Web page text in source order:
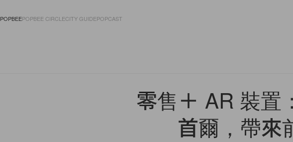
POPBEEPOPBEE CIRCLECITY GUIDEPOPCAST
零售＋ AR 裝置
首爾，帶來